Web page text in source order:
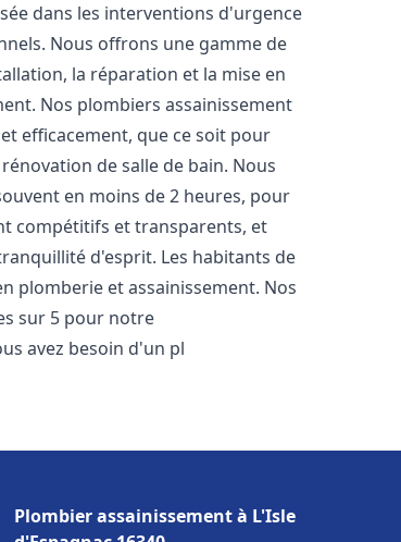
dans les interventions d'urgence
Nous offrons une gamme de
la réparation et la mise en
Nos plombiers assainissement
efficacement, que ce soit pour
de salle de bain. Nous
en moins de 2 heures, pour
compétitifs et transparents, et
d'esprit. Les habitants de
plomberie et assainissement. Nos
sur 5 pour notre
avez besoin d'un pl
Plombier assainissement à L'Isle